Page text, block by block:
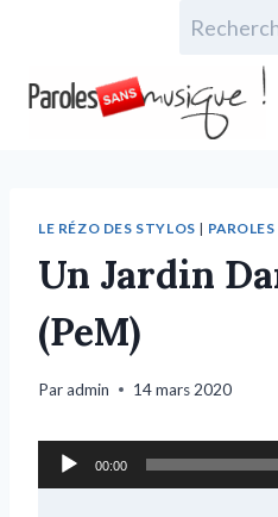
LE RÉZO DES STYLOS |
Un Jardin
(PeM)
Paradmin 14 mars 2020
e
00:00